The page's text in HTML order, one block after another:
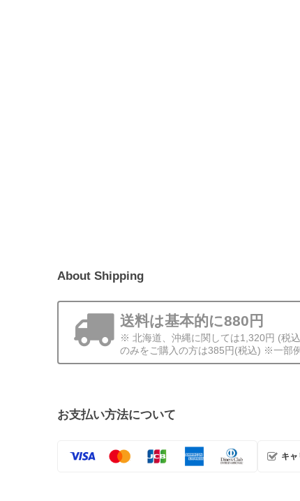
About Shipping
送料は基本的に880円
※ 北海道、沖縄に関しては1,320円 (税
のみをご購入の方は385円(税込) ※一部
お支払い方法について
キ